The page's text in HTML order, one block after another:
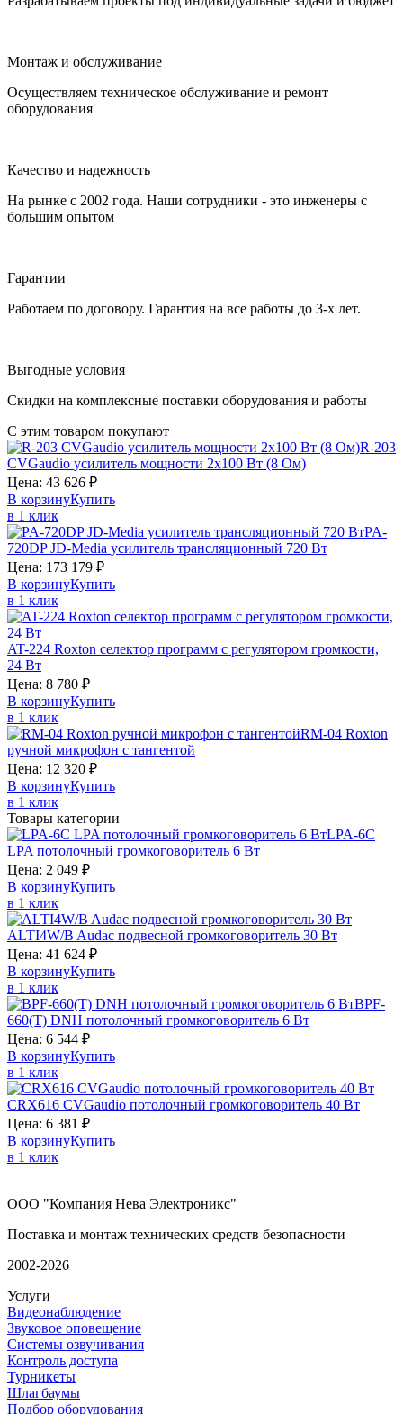
Монтаж и обслуживание
Осуществляем техническое обслуживание и ремонт
оборудования
Качество и надежность
На рынке с 2002 года. Наши сотрудники - это инженеры с
большим опытом
Гарантии
Работаем по договору. Гарантия на все работы до 3-х лет.
Выгодные условия
Скидки на комплексные поставки оборудования и работы
С этим товаром покупают
R-203
CVGaudio усилитель мощности 2х100 Вт (8 Ом)
Цена: 43 626 ₽
В корзинуКупить
в 1 клик
PA-
720DPJD-Media усилитель трансляционный 720 Вт
Цена: 173 179 ₽
В корзинуКупить
в 1 клик
AT-224 Roxton селектор программ с регулятором громкости,
24 Вт
Цена: 8 780 ₽
В корзинуКупить
в 1 клик
RM-04 Roxton
ручной микрофон с тангентой
Цена: 12 320 ₽
В корзинуКупить
в 1 клик
Товары категории
LPA-6C
LPAпотолочный громкоговоритель 6 Вт
Цена: 2 049 ₽
В корзинуКупить
в 1 клик
ALTI4W/B Audac подвесной громкоговоритель 30 Вт
Цена: 41 624 ₽
В корзинуКупить
в 1 клик
BPF-
660(T) DNH потолочный громкоговоритель 6 Вт
Цена: 6 544 ₽
В корзинуКупить
в 1 клик
CRX616 CVGaudio потолочный громкоговоритель 40 Вт
Цена: 6 381 ₽
В корзинуКупить
в 1 клик
ООО "Компания Нева Электроникс"
Поставка и монтаж технических средств безопасности
2002-2026
Услуги
Видеонаблюдение
Звуковое оповещение
Системы озвучивания
Контроль доступа
Турникеты
Шлагбаумы
Подбор оборудования